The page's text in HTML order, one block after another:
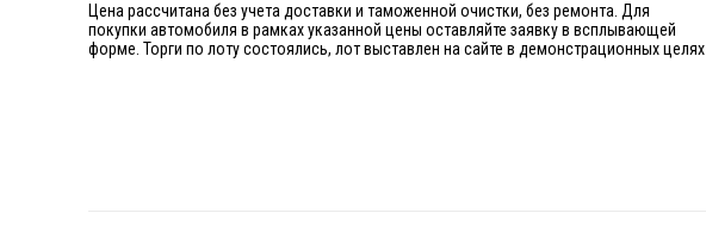
Цена рассчитана без учета доставки и таможенной очистки, без ремонта. Для
покупки автомобиля в рамках указанной цены оставляйте заявку в всплывающей
форме. Торги по лоту состоялись, лот выставлен на сайте в демонстрационных целях